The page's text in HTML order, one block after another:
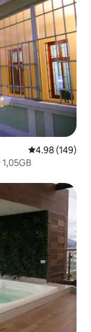
평점 4.98점(5
4.98 (149)